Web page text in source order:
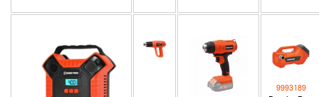
9993189